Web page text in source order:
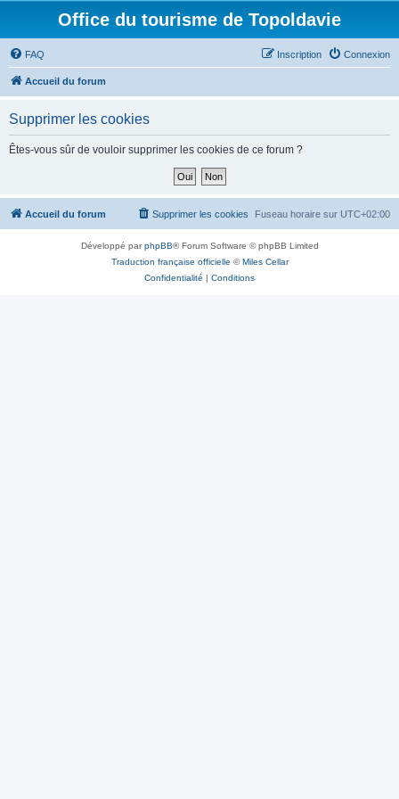
Office du tourisme de Topoldavie
FAQ Connexion
Inscription
Accueil du forum
Supprimer les cookies
Êtes-vous sûr de vouloir supprimer les cookies de ce forum ?
Accueil du forum Fuseau horaire sur UTC+02:00
Supprimer les cookies
Développé parphpBB® Forum Software © phpBB Limited
Traduction française officielle ©Miles Cellar
Confidentialité | Conditions